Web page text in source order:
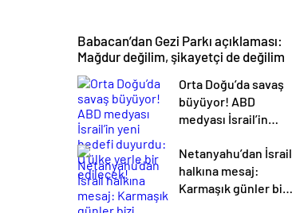
Babacan’dan Gezi Parkı açıklaması:
Mağdur değilim, şikayetçi de değilim
Orta Doğu’da savaş
büyüyor! ABD
medyası İsrail’in
duyurdu: O ülke
yerle bir edilecek!
Netanyahu’dan İsrail
halkına mesaj:
Karmaşık günler bizi